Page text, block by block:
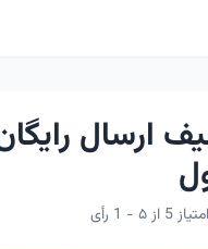
ارسال
امتیاز 5 از ۵ - 1 رأی